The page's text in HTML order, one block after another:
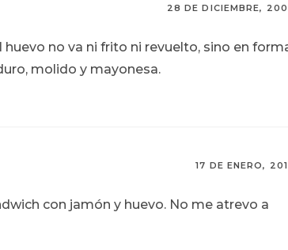
28 DE DICIEMBRE,
no va ni frito ni revuelto, sino en
molido y mayonesa.
17 DE ENERO,
con jamón y huevo. No me atrevo a